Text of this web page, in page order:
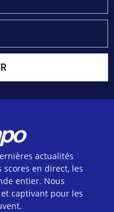
actualités
scores en direct, les
entier. Nous
captivant pour les